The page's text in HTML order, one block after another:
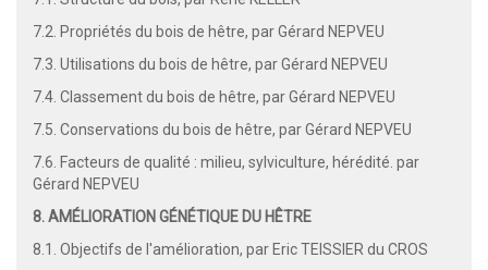
7.2. Propriétés du bois de hêtre, par Gérard NEPVEU
7.3. Utilisations du bois de hêtre, par Gérard NEPVEU
7.4. Classement du bois de hêtre, par Gérard NEPVEU
7.5. Conservations du bois de hêtre, par Gérard NEPVEU
7.6. Facteurs de qualité : milieu, sylviculture, hérédité. par
Gérard NEPVEU
8. AMÉLIORATION GÉNÉTIQUE DU HÊTRE
8.1. Objectifs de l'amélioration, par Eric TEISSIER du CROS